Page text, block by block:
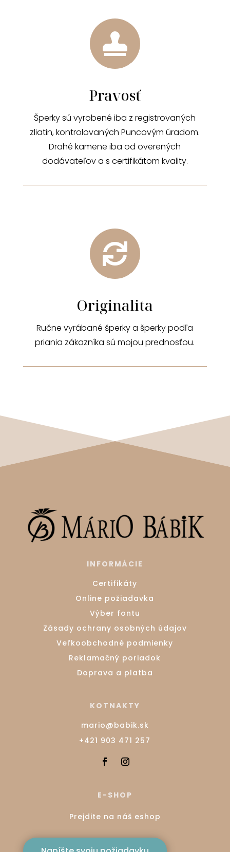

Pravosť
Šperky sú vyrobené iba z registrovaných
zliatin, kontrolovaných Puncovým úradom.
Drahé kamene iba od overených
dodávateľov a s certifikátom kvality.

Originalita
Ručne vyrábané šperky a šperky podľa
priania zákazníka sú mojou prednosťou.
INFORMÁCIE
Certifikáty
Online požiadavka
Výber fontu
Zásady ochrany osobných údajov
Veľkoobchodné podmienky
Reklamačný poriadok
Doprava a platba
KOTNAKTY
mario@babik.sk
+421 903 471 257
E-SHOP
Prejdite na náš eshop